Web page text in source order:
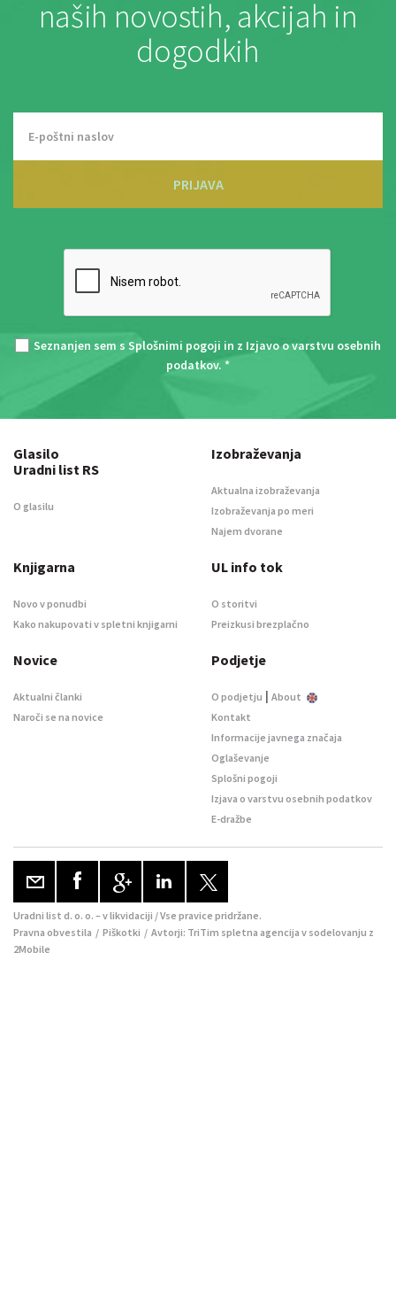
naših novostih, akcijah in
dogodkih
PRIJAVA
Seznanjen sem s Splošnimi pogoji in z Izjavo o varstvu osebnih
podatkov. *
Glasilo
Uradni list RS
O glasilu
Izobraževanja
Aktualna izobraževanja
Izobraževanja po meri
Najem dvorane
Knjigarna
Novo v ponudbi
Kako nakupovati v spletni knjigarni
UL info tok
O storitvi
Preizkusi brezplačno
Novice
Aktualni članki
Naroči se na novice
Podjetje
O podjetju | About
Kontakt
Informacije javnega značaja
Oglaševanje
Splošni pogoji
Izjava o varstvu osebnih podatkov
E-dražbe
Uradni list d. o. o. – v likvidaciji / Vse pravice pridržane.
Pravna obvestila / Piškotki / Avtorji: TriTim spletna agencija v sodelovanju z
2Mobile